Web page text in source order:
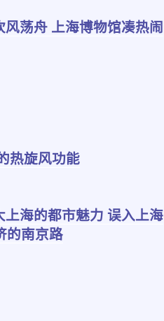
风荡舟 上海博物馆凑热闹
热旋风功能
上海的都市魅力 误入上海
的南京路